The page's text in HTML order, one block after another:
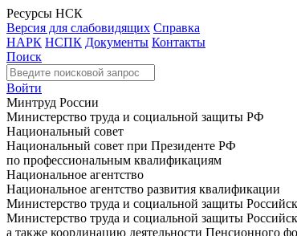
Ресурсы НСК
Версия для слабовидящих Справка
НАРК НСПК Документы Контакты
Поиск
Войти
Минтруд России
Министерство труда и социальной защиты РФ
Национальный совет
Национальный совет при Президенте РФ
по профессиональным квалификациям
Национальное агентство
Национальное агентство развития квалификации
Министерство труда и социальной защиты
Министерство труда и социальной защиты
а также координацию деятельности Пенсионного